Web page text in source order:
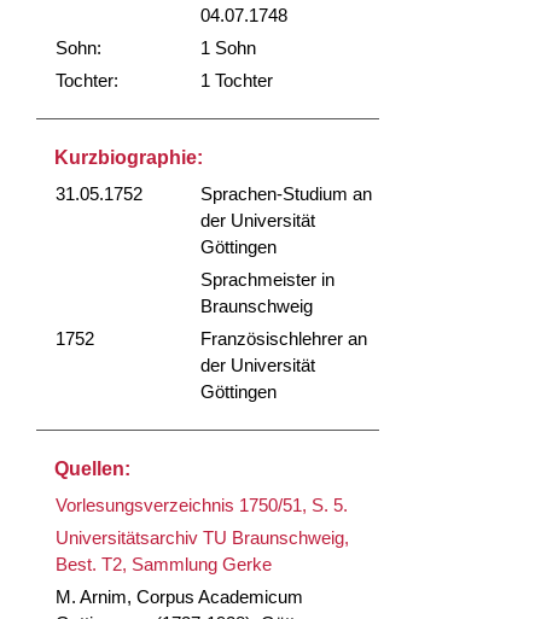
04.07.1748
Sohn:
1 Sohn
Tochter:
1 Tochter
Kurzbiographie:
31.05.1752
Sprachen-Studium an
der Universität
Göttingen
Sprachmeister in
Braunschweig
1752
Französischlehrer an
der Universität
Göttingen
Quellen:
Vorlesungsverzeichnis 1750/51, S. 5.
Universitätsarchiv TU Braunschweig,
Best. T2, Sammlung Gerke
M. Arnim, Corpus Academicum